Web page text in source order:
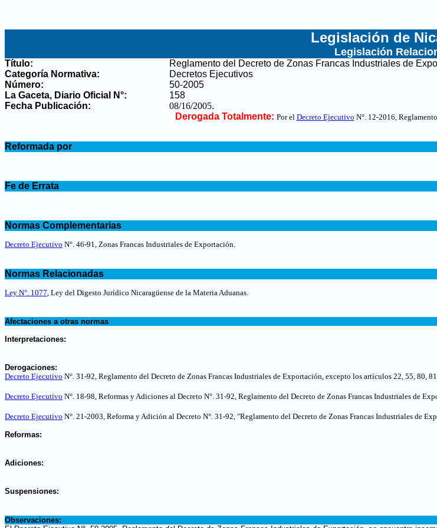
Legislación de
Legislación
Título: Reglamento del Decreto de Zonas Francas Industriales de
Categoría Normativa:
Decretos Ejecutivos
Número:
50-2005
La Gaceta, Diario Oficial N°:
158
Fecha Publicación:
08/16/2005.
Derogada Totalmente: Por el Decreto Ejecutivo N°. 12-2016,
Reformada por
Fe de Errata
Normas Complementarias
Decreto Ejecutivo N°. 46-91, Zonas Francas Industriales de Exportación.
Normas Relacionadas
Ley N°. 1077, Ley del Digesto Jurídico Nicaragüense de la Materia Aduanas.
Afectaciones a otras normas
Interpretaciones:
Derogaciones:
Decreto Ejecutivo N°. 31-92, Reglamento del Decreto de Zonas Francas Industriales de Exportación, excepto los artículos 22, 55, 80,
Decreto Ejecutivo N°. 18-98, Reformas y Adiciones al Decreto N°. 31-92, Reglamento del Decreto de Zonas Francas Industriales de
Decreto Ejecutivo N°. 21-2003, Reforma y Adición al Decreto N°. 31-92, "Reglamento del Decreto de Zonas Francas Industriales de
Reformas:
Adiciones:
Suspensiones:
Observaciones: